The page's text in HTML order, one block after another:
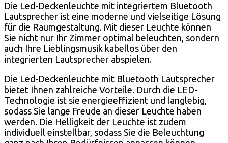
Die Led-Deckenleuchte mit integriertem Bluetooth
Lautsprecher ist eine moderne und vielseitige Lösung
für die Raumgestaltung. Mit dieser Leuchte können
Sie nicht nur Ihr Zimmer optimal beleuchten, sondern
auch Ihre Lieblingsmusik kabellos über den
integrierten Lautsprecher abspielen.
Die Led-Deckenleuchte mit Bluetooth Lautsprecher
bietet Ihnen zahlreiche Vorteile. Durch die LED-
Technologie ist sie energieeffizient und langlebig,
sodass Sie lange Freude an dieser Leuchte haben
werden. Die Helligkeit der Leuchte ist zudem
individuell einstellbar, sodass Sie die Beleuchtung